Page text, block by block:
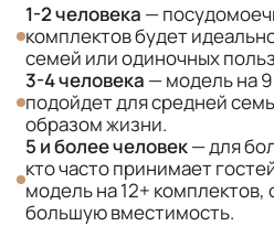
1-2 человека —
комплектов будет
семей или одиночных
3-4 человека — модель на
подойдет для средней
образом жизни.
5 и более человек— для
кто часто принимает
модель на 12+
большую вместимость.